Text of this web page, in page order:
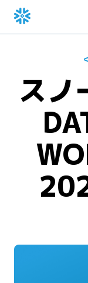
スノ